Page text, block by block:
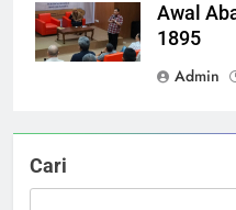
Awal
1895
Admin
Cari